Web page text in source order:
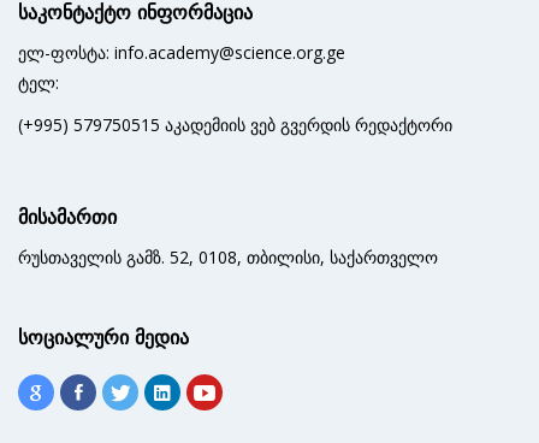
საკონტაქტო ინფორმაცია
ელ-ფოსტა: info.academy@science.org.ge
ტელ:
(+995) 579750515 აკადემიის ვებ გვერდის რედაქტორი
მისამართი
რუსთაველის გამზ. 52, 0108, თბილისი, საქართველო
სოციალური მედია